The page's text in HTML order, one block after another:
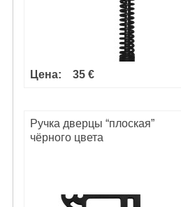
Цена: 35 €
Ручка дверцы “плоская”
чёрного цвета